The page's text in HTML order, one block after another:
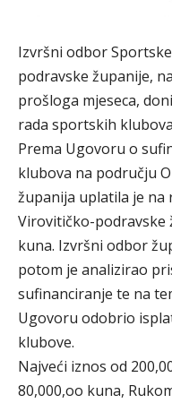
Izvršni odbor
podravske županije,
prošloga mjeseca,
rada sportskih
Prema Ugovoru o
klubova na području
županija uplatila je na
Virovitičko-podravske
kuna. Izvršni odbor
potom je analizirao
sufinanciranje te na
Ugovoru odobrio
klubove.
Najveći iznos od
80,000,oo kuna,